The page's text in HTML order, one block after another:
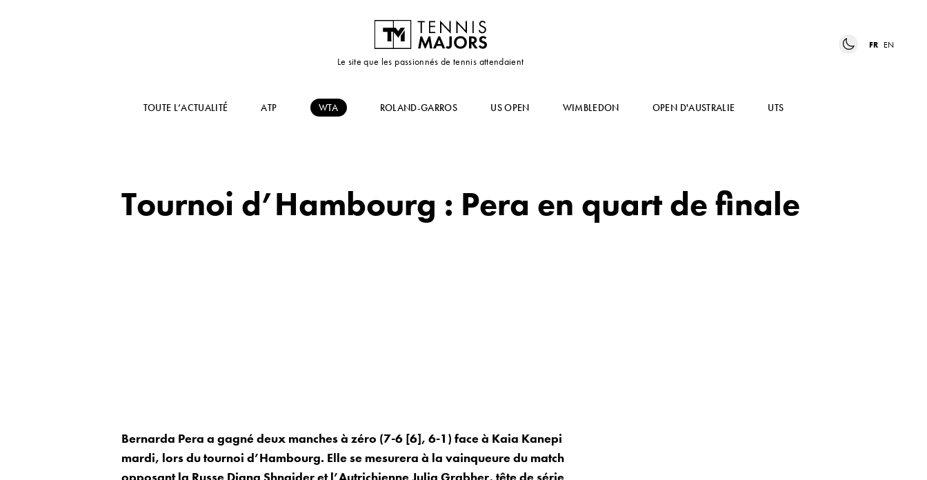
Le site que les passionnés de tennis attendaient
FR EN
TOUTE L’ACTUALITÉ ATP WTA ROLAND-GARROS US OPEN WIMBLEDON OPEN D'AUSTRALIE UTS
Tournoi d’Hambourg : Pera en quart de finale
Bernarda Pera a gagné deux manches à zéro (7-6 [6], 6-1) face à Kaia Kanepi
mardi, lors du tournoi d’Hambourg. Elle se mesurera à la vainqueure du match